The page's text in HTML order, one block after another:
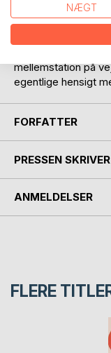
Østeuropa. De
gøre, og om
filosofiske og taler
mellemstation på
egentlige hensigt
FORFATTER
PRESSEN SKRIVER
ANMELDELSER
FLERE
NÆGT